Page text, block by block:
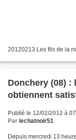
20120213 Les fils de la
Donchery (08) :
obtiennent
Publié le 12/02/2012 à
Par lechatnoir51
Depuis mercredi 13